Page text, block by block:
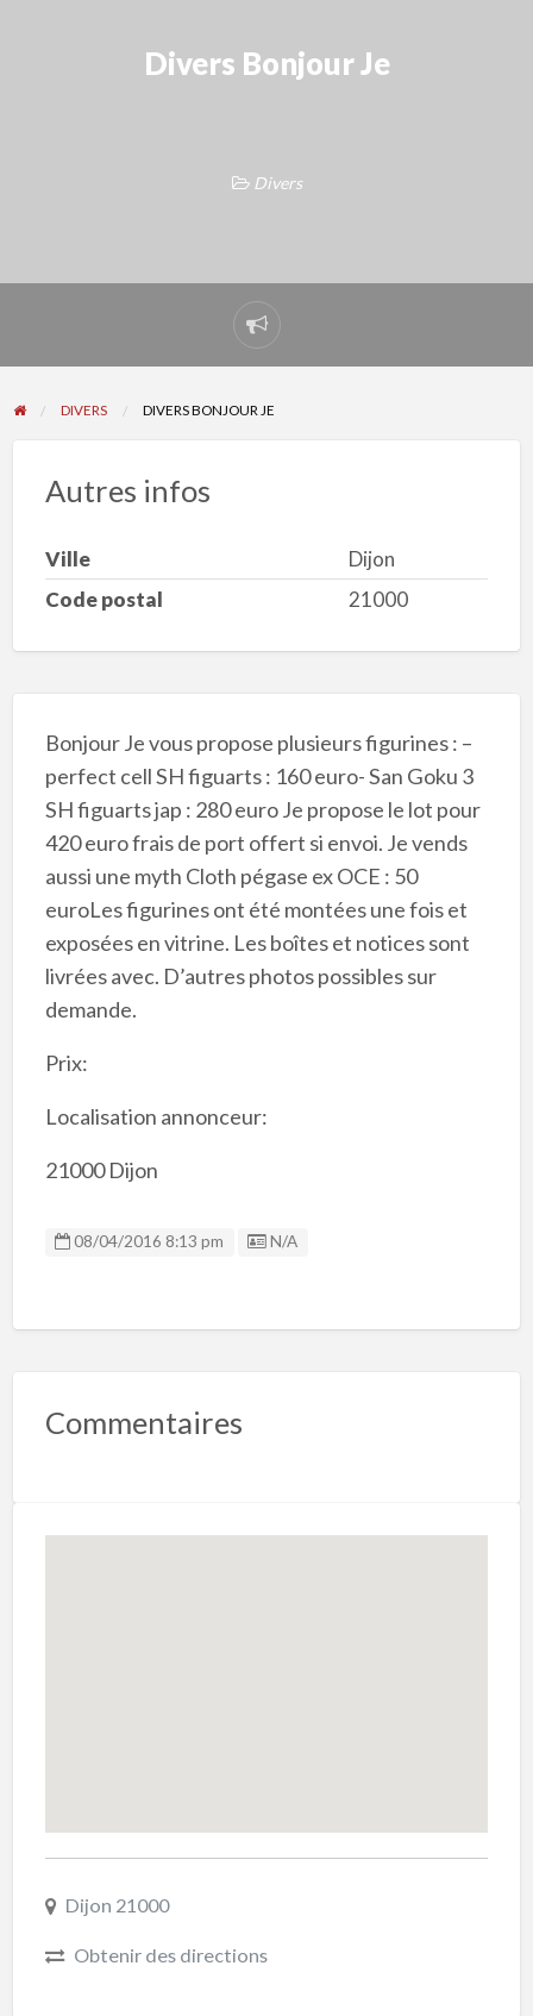
Divers Bonjour Je
Divers
Signaler
un
problème
DIVERS DIVERS BONJOUR JE
Autres infos
Ville
Dijon
Code postal
21000
Bonjour Je vous propose plusieurs figurines : –
perfect cell SH figuarts : 160 euro- San Goku 3
SH figuarts jap : 280 euro Je propose le lot pour
420 euro frais de port offert si envoi. Je vends
aussi une myth Cloth pégase ex OCE : 50
euroLes figurines ont été montées une fois et
exposées en vitrine. Les boîtes et notices sont
livrées avec. D’autres photos possibles sur
demande.
Prix:
Localisation annonceur:
21000 Dijon
08/04/2016 8:13 pm Listing ID
N/A
Commentaires
Dijon 21000
Obtenir des directions